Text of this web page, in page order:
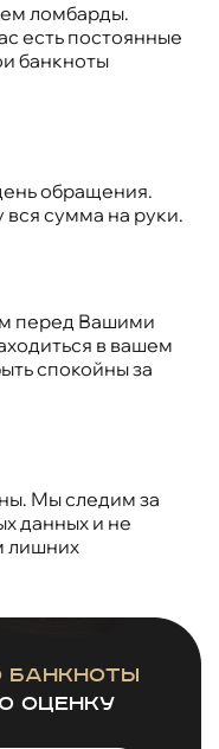
ломбарды.
есть постоянные
банкноты
обращения.
вся сумма на руки.
перед Вашими
в вашем
спокойны за
Мы следим за
данных и не
лишних
банкноты
оценку